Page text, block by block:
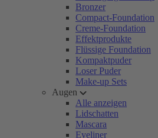
Bronzer
Compact-Foundation
Creme-Foundation
Effektprodukte
Flüssige Foundation
Kompaktpuder
Loser Puder
Make-up Sets
Augen
Alle anzeigen
Lidschatten
Mascara
Eyeliner